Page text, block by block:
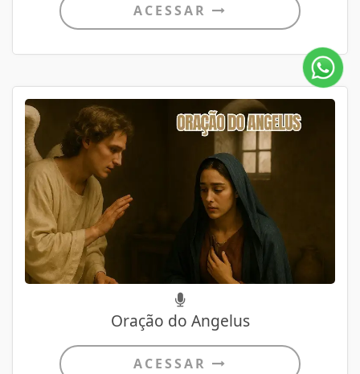
ACESSAR
Oração do Angelus
ACESSAR